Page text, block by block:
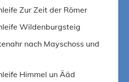
Zur Zeit der Römer
Wildenburgsteig
nach Mayschoss und
Himmel un Ääd